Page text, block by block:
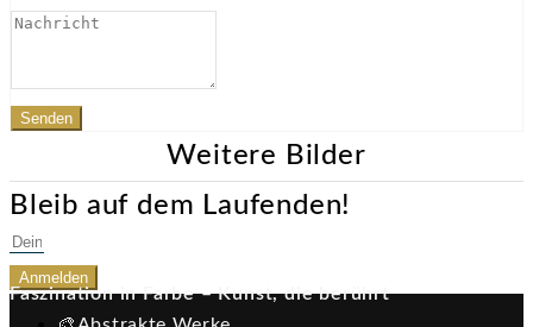
Senden
Weitere Bilder
Bleib auf dem Laufenden!
Anmelden
Faszination in Farbe – Kunst, die berührt